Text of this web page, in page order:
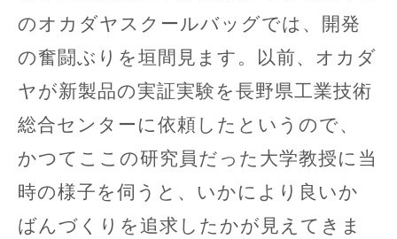
のオカダヤスクールバッグでは、開発
の奮闘ぶりを垣間見ます。以前、オカダ
ヤが新製品の実証実験を長野県工業技術
総合センターに依頼したというので、
かつてここの研究員だった大学教授に当
時の様子を伺うと、いかにより良いか
ばんづくりを追求したかが見えてきま